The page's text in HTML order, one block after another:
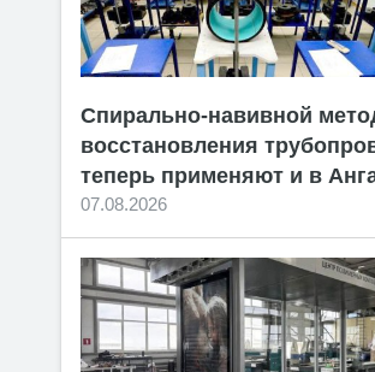
Спирально-навивной
восстановления
теперь применяют и в
07.08.2026